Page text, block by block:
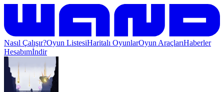
Nasıl Çalışır?Oyun ListesiHaritalı OyunlarOyun AraçlarıHaberler
Hesabımİndir